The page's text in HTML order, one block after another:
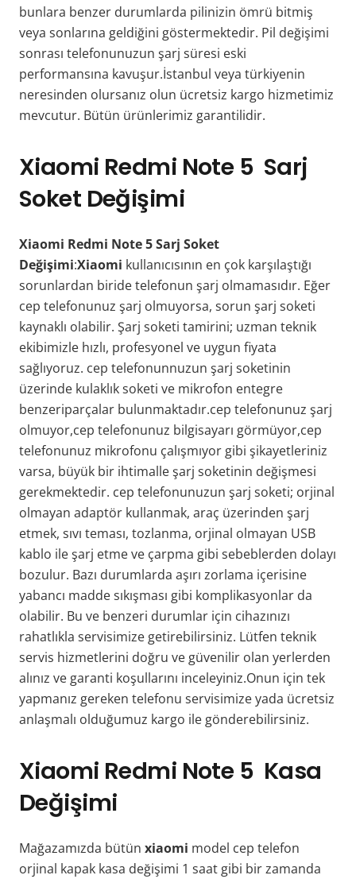
bunlara benzer durumlarda pilinizin ömrü bitmiş
veya sonlarına geldiğini göstermektedir. Pil değişimi
sonrası telefonunuzun şarj süresi eski
performansına kavuşur.İstanbul veya türkiyenin
neresinden olursanız olun ücretsiz kargo hizmetimiz
mevcutur. Bütün ürünlerimiz garantilidir.
Xiaomi Redmi Note 5 Sarj
Soket Değişimi
Xiaomi Redmi Note 5 Sarj Soket
Değişimi:Xiaomi kullanıcısının en çok karşılaştığı
sorunlardan biride telefonun şarj olmamasıdır. Eğer
cep telefonunuz şarj olmuyorsa, sorun şarj soketi
kaynaklı olabilir. Şarj soketi tamirini; uzman teknik
ekibimizle hızlı, profesyonel ve uygun fiyata
sağlıyoruz. cep telefonunnuzun şarj soketinin
üzerinde kulaklık soketi ve mikrofon entegre
benzeriparçalar bulunmaktadır.cep telefonunuz şarj
olmuyor,cep telefonunuz bilgisayarı görmüyor,cep
telefonunuz mikrofonu çalışmıyor gibi şikayetleriniz
varsa, büyük bir ihtimalle şarj soketinin değişmesi
gerekmektedir. cep telefonunuzun şarj soketi; orjinal
olmayan adaptör kullanmak, araç üzerinden şarj
etmek, sıvı teması, tozlanma, orjinal olmayan USB
kablo ile şarj etme ve çarpma gibi sebeblerden dolayı
bozulur. Bazı durumlarda aşırı zorlama içerisine
yabancı madde sıkışması gibi komplikasyonlar da
olabilir. Bu ve benzeri durumlar için cihazınızı
rahatlıkla servisimize getirebilirsiniz. Lütfen teknik
servis hizmetlerini doğru ve güvenilir olan yerlerden
alınız ve garanti koşullarını inceleyiniz.Onun için tek
yapmanız gereken telefonu servisimize yada ücretsiz
anlaşmalı olduğumuz kargo ile gönderebilirsiniz.
Xiaomi Redmi Note 5 Kasa
Değişimi
Mağazamızda bütün xiaomi model cep telefon
orjinal kapak kasa değişimi 1 saat gibi bir zamanda